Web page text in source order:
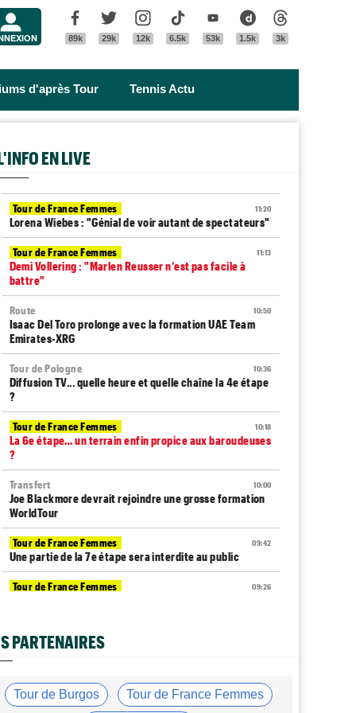
Facebook
89k
Twitter
29k
Instagram
12k
Tik Tok
6.5k
Youtube
53k
Dailymotion
1.5k 3k
d'après Tour Tennis Actu
EN LIVE
11:20
Tour de France Femmes
Lorena Wiebes : "Génial de voir autant de spectateurs"
11:13
Tour de France Femmes
Demi Vollering : "Marlen Reusser n’est pas facile à
battre"
10:50
Route
Isaac Del Toro prolonge avec la formation UAE Team
Emirates-XRG
10:36
Tour de Pologne
Diffusion TV... quelle heure et quelle chaîne la 4e étape
?
10:18
Tour de France Femmes
La 6e étape… un terrain enfin propice aux baroudeuses
?
10:00
Transfert
Joe Blackmore devrait rejoindre une grosse formation
WorldTour
09:42
Tour de France Femmes
Une partie de la 7e étape sera interdite au public
09:26
Tour de France Femmes
Tour de France Femmes
Horaires et chaînes TV… La diffusion de la 6e étape du
08:25
Média
PARTENAIRES
Tour de Burgos Tour de France Femmes